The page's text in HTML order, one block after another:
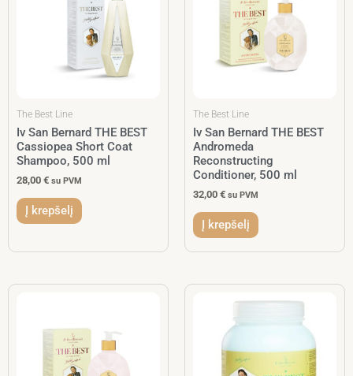
The Best Line
Iv San Bernard THE BEST
Cassiopea Short Coat
Shampoo, 500 ml
28,00 € su PVM
Į krepšelį
The Best Line
Iv San Bernard THE BEST
Andromeda
Reconstructing
Conditioner, 500 ml
32,00 € su PVM
Į krepšelį